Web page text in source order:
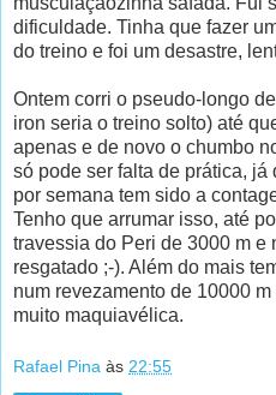
dificuldade. Tinha que fazer
do treino e foi um desastre,
Ontem corri o pseudo-longo
iron seria o treino solto) até
apenas e de novo o chumbo
só pode ser falta de prática,
por semana tem sido a
Tenho que arrumar isso, até
travessia do Peri de 3000 m e
resgatado ;-). Além do mais
num revezamento de 10000
muito maquiavélica.
Rafael Pina às 22:55